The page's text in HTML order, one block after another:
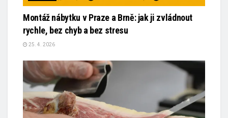
Montáž nábytku v Praze a Brně: jak ji zvládnout
rychle, bez chyb a bez stresu
25. 4. 2026